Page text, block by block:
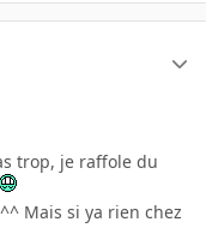
trop, je raffole du
Mais si ya rien chez